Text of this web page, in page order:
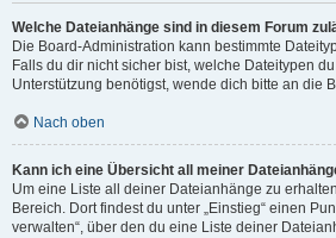
Welche Dateianhänge sind in diesem Forum
Die Board-Administration kann bestimmte
Falls du dir nicht sicher bist, welche Dateitypen
Unterstützung benötigst, wende dich bitte an die
Nach oben
Kann ich eine Übersicht all meiner
Um eine Liste all deiner Dateianhänge zu
Bereich. Dort findest du unter „Einstieg“ einen
verwalten“, über den du eine Liste deiner